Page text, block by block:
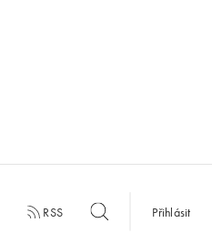
RSS Přihlásit